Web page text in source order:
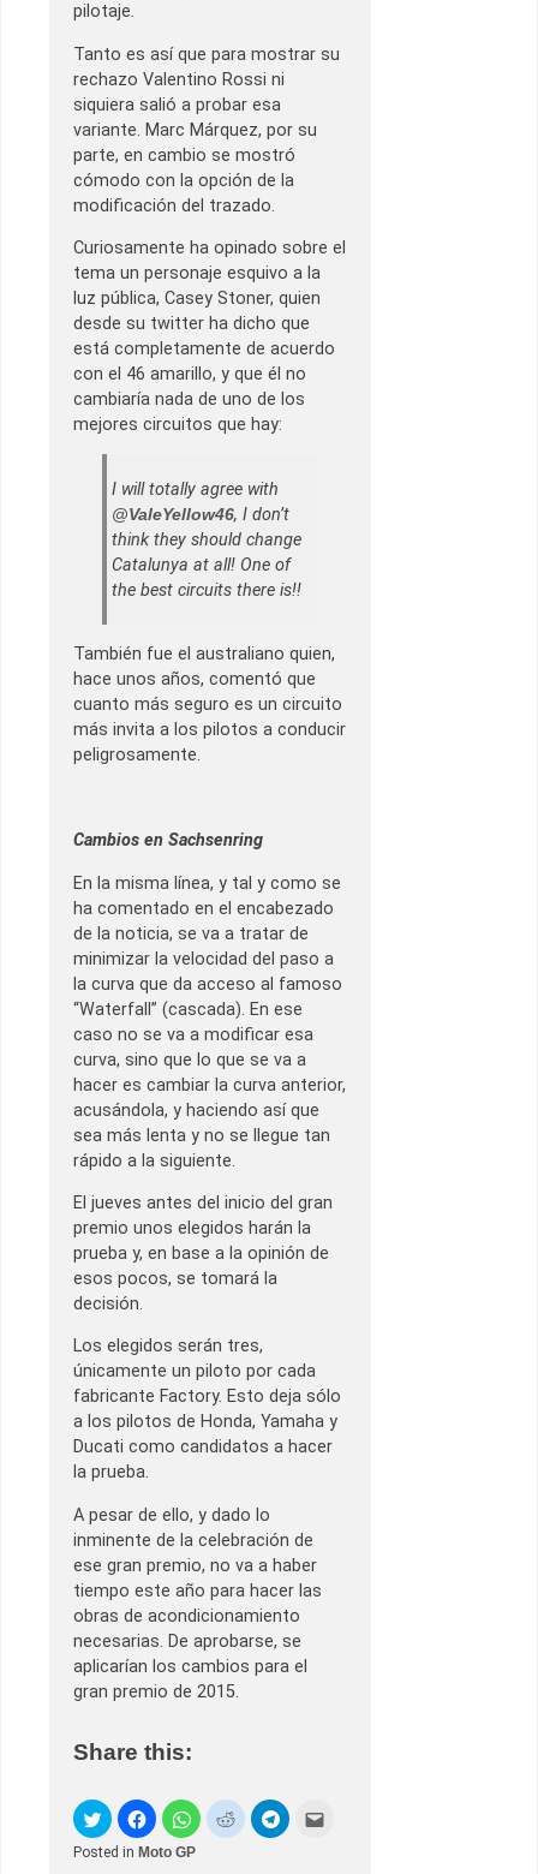
pilotaje.
Tanto es así que para mostrar su
rechazo Valentino Rossi ni
siquiera salió a probar esa
variante. Marc Márquez, por su
parte, en cambio se mostró
cómodo con la opción de la
modificación del trazado.
Curiosamente ha opinado sobre el
tema un personaje esquivo a la
luz pública, Casey Stoner, quien
desde su twitter ha dicho que
está completamente de acuerdo
con el 46 amarillo, y que él no
cambiaría nada de uno de los
mejores circuitos que hay:
I will totally agree with
@ValeYellow46, I don’t
think they should change
Catalunya at all! One of
the best circuits there is!!
También fue el australiano quien,
hace unos años, comentó que
cuanto más seguro es un circuito
más invita a los pilotos a conducir
peligrosamente.
Cambios en Sachsenring
En la misma línea, y tal y como se
ha comentado en el encabezado
de la noticia, se va a tratar de
minimizar la velocidad del paso a
la curva que da acceso al famoso
“Waterfall” (cascada). En ese
caso no se va a modificar esa
curva, sino que lo que se va a
hacer es cambiar la curva anterior,
acusándola, y haciendo así que
sea más lenta y no se llegue tan
rápido a la siguiente.
El jueves antes del inicio del gran
premio unos elegidos harán la
prueba y, en base a la opinión de
esos pocos, se tomará la
decisión.
Los elegidos serán tres,
únicamente un piloto por cada
fabricante Factory. Esto deja sólo
a los pilotos de Honda, Yamaha y
Ducati como candidatos a hacer
la prueba.
A pesar de ello, y dado lo
inminente de la celebración de
ese gran premio, no va a haber
tiempo este año para hacer las
obras de acondicionamiento
necesarias. De aprobarse, se
aplicarían los cambios para el
gran premio de 2015.
Share this:
Posted in Moto GP